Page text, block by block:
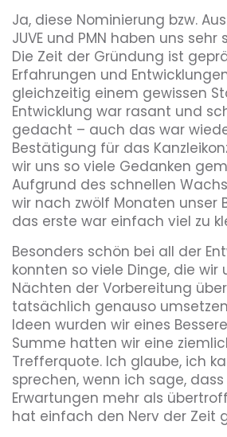
Ja, diese Nominierung bzw.
JUVE und PMN haben uns
Die Zeit der Gründung ist
Erfahrungen und
gleichzeitig einem gewissen
Entwicklung war rasant und
gedacht – auch das war
Bestätigung für das
wir uns so viele Gedanken
Aufgrund des schnellen
wir nach zwölf Monaten unser
das erste war einfach viel zu
Besonders schön bei all der
konnten so viele Dinge, die wir
Nächten der Vorbereitung
tatsächlich genauso
Ideen wurden wir eines
Summe hatten wir eine
Trefferquote. Ich glaube, ich
sprechen, wenn ich sage,
Erwartungen mehr als
hat einfach den Nerv der Zeit